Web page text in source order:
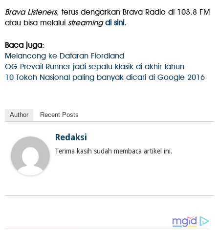
Brava Listeners, terus dengarkan Brava Radio di 103.8 FM
atau bisa melalui streaming di sini.
Baca juga:
Melancong ke Dataran Fiordland
OG Prevail Runner jadi sepatu klasik di akhir tahun
10 Tokoh Nasional paling banyak dicari di Google 2016
Author Recent Posts
Redaksi
Terima kasih sudah membaca artikel ini.